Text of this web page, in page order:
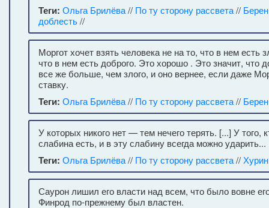
Теги: Ольга Брилёва// По ту сторону рассвета// Берен
доблесть//
Моргот хочет взять человека не на то, что в нем есть
что в нем есть доброго. Это хорошо . Это значит, что
все же больше, чем злого, и оно вернее, если даже
ставку.
Теги: Ольга Брилёва// По ту сторону рассвета// Берен
У которых никого нет — тем нечего терять. [...] У того,
слабина есть, и в эту слабину всегда можно ударить...
Теги: Ольга Брилёва// По ту сторону рассвета// Хурин
Саурон лишил его власти над всем, что было вовне
Финрод по-прежнему был властен.